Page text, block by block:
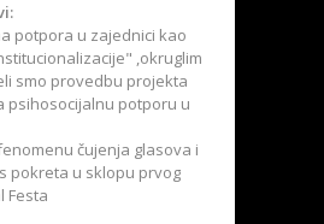
potpora u zajednici kao
,okruglim
smo provedbu projekta
psihosocijalnu potporu u
čujenja glasova i
pokreta u sklopu prvog
Festa